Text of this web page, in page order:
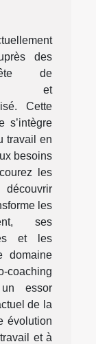
des
de
et
Cette
s’intègre
travail en
besoins
les
les
ses
et les
domaine
coaching
essor
de la
évolution
et à